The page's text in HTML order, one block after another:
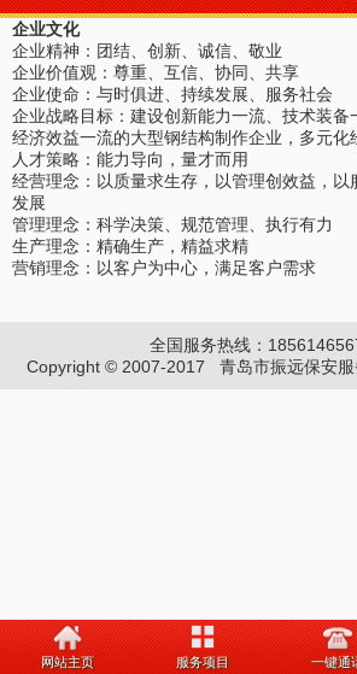
企业文化
企业精神：团结、创新、诚信、敬业
企业价值观：尊重、互信、协同、共享
企业使命：与时俱进、持续发展、服务社会
企业战略目标：建设创新能力一流、技术装备
经济效益一流的大型钢结构制作企业，多元化
人才策略：能力导向，量才而用
经营理念：以质量求生存，以管理创效益，以
发展
管理理念：科学决策、规范管理、执行有力
生产理念：精确生产，精益求精
营销理念：以客户为中心，满足客户需求
全国服务热线：
Copyright © 2007-2017 青岛市振远保安
网站主页 服务项目 一键通